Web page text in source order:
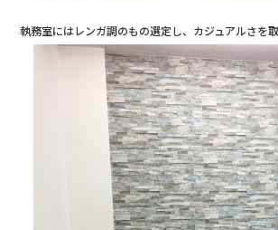
執務室にはレンガ調のもの選定し、カジュアルさを取